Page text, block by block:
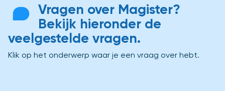
Vragen over Magister?
Bekijk hieronder de
veelgestelde vragen.
Klik op het onderwerp waar je een vraag over hebt.